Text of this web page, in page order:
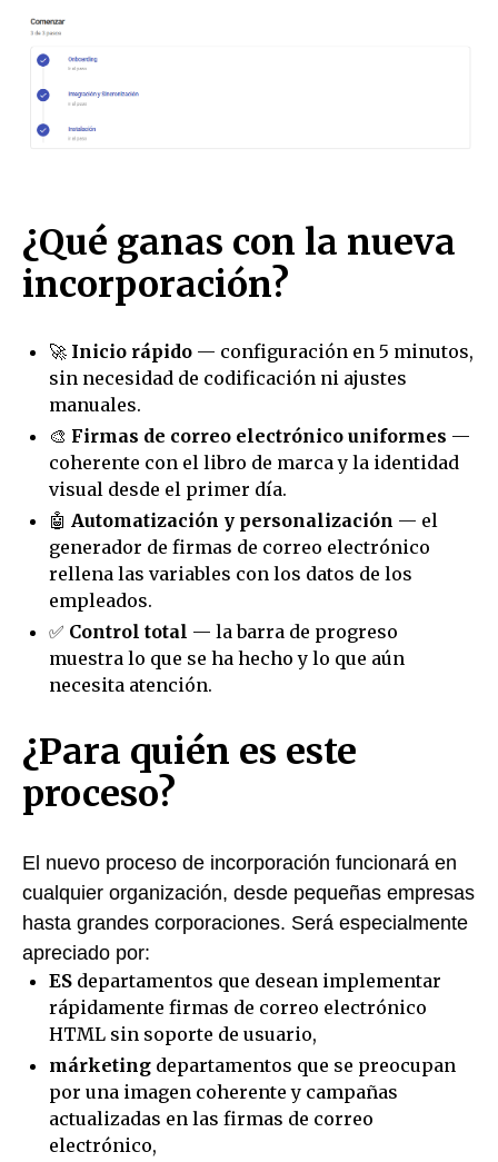
¿Qué ganas con la nueva
incorporación?
🚀 Inicio rápido — configuración en 5 minutos,
sin necesidad de codificación ni ajustes
manuales.
🎨 Firmas de correo electrónico uniformes —
coherente con el libro de marca y la identidad
visual desde el primer día.
🤖 Automatización y personalización — el
generador de firmas de correo electrónico
rellena las variables con los datos de los
empleados.
✅ Control total — la barra de progreso
muestra lo que se ha hecho y lo que aún
necesita atención.
¿Para quién es este
proceso?
El nuevo proceso de incorporación funcionará en
cualquier organización, desde pequeñas empresas
hasta grandes corporaciones. Será especialmente
apreciado por:
ES departamentos que desean implementar
rápidamente firmas de correo electrónico
HTML sin soporte de usuario,
márketing departamentos que se preocupan
por una imagen coherente y campañas
actualizadas en las firmas de correo
electrónico,